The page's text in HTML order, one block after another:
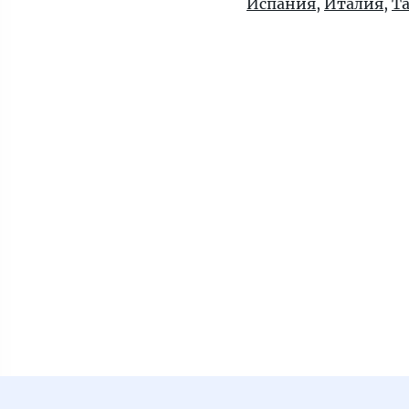
Испания, Италия,